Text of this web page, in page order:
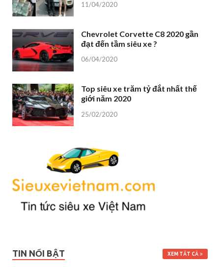
11/04/2020
Chevrolet Corvette C8 2020 gần
đạt đến tầm siêu xe ?
06/04/2020
Top siêu xe trăm tỷ đắt nhất thế
giới năm 2020
25/02/2020
TIN NỔI BẬT XEM TẤT CẢ